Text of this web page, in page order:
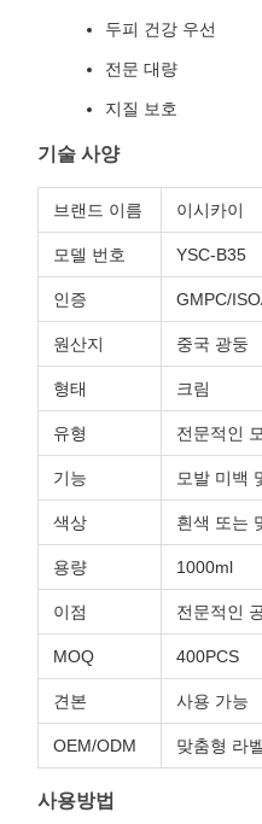
두피 건강 우선
전문 대량
지질 보호
기술 사양
브랜드 이름 이시카이
모델 번호 YSC-B35
인증 GMPC/
원산지 중국 광둥
형태 크림
유형 전문적인
기능 모발 미백
색상 흰색 또는
용량 1000ml
이점 전문적인
MOQ 400PCS
견본 사용 가능
OEM/ODM 맞춤형 라
사용방법